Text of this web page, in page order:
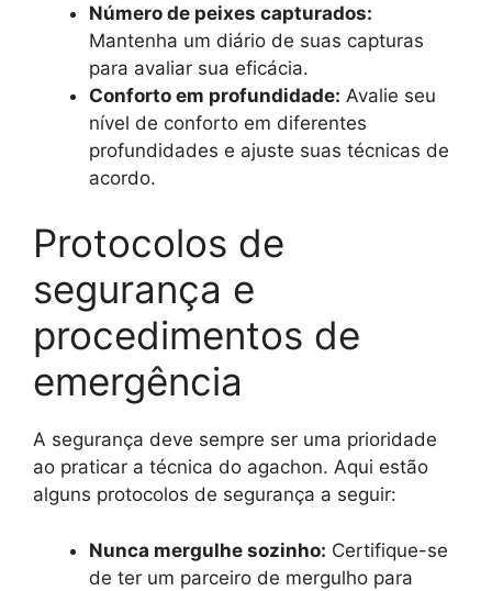
Número de peixes capturados:
Mantenha um diário de suas capturas
para avaliar sua eficácia.
Conforto em profundidade: Avalie seu
nível de conforto em diferentes
profundidades e ajuste suas técnicas de
acordo.
Protocolos de
segurança e
procedimentos de
emergência
A segurança deve sempre ser uma prioridade
ao praticar a técnica do agachon. Aqui estão
alguns protocolos de segurança a seguir:
Nunca mergulhe sozinho: Certifique-se
de ter um parceiro de mergulho para